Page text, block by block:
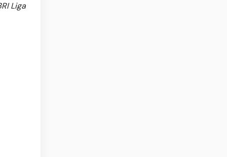
Liga